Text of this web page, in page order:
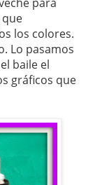
los colores.
Lo pasamos
baile el
gráficos que